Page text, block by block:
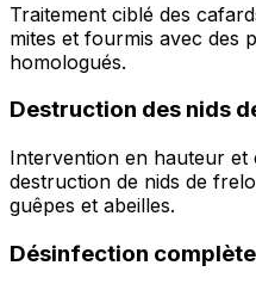
Traitement ciblé des
mites et fourmis avec des
homologués.
Destruction des nids
Intervention en hauteur
destruction de nids de
guêpes et abeilles.
Désinfection